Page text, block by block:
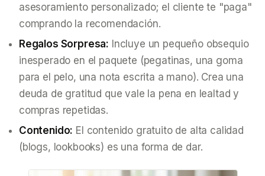
asesoramiento personalizado; el cliente te "paga"
comprando la recomendación.
Regalos Sorpresa: Incluye un pequeño obsequio
inesperado en el paquete (pegatinas, una goma
para el pelo, una nota escrita a mano). Crea una
deuda de gratitud que vale la pena en lealtad y
compras repetidas.
Contenido: El contenido gratuito de alta calidad
(blogs, lookbooks) es una forma de dar.